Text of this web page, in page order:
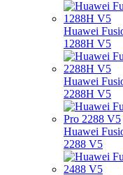
Huawei
1288H V5
Huawei
2288H V5
Huawei
2288 V5